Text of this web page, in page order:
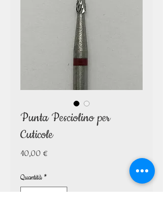
Punta Pesciolino per
Cuticole
10,00 €
Quantità *